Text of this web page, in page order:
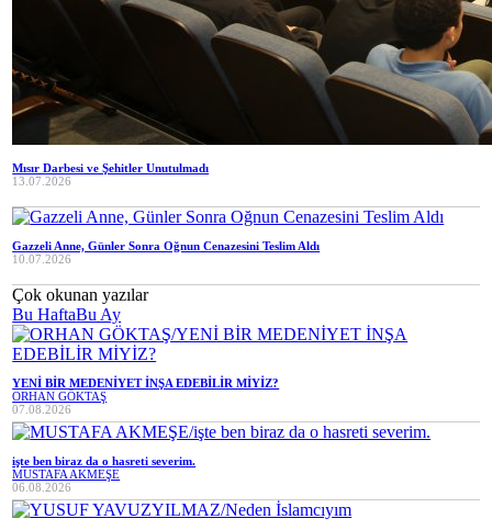
Mısır Darbesi ve Şehitler Unutulmadı
13.07.2026
Gazzeli Anne, Günler Sonra Oğnun Cenazesini Teslim Aldı
10.07.2026
Çok okunan yazılar
Bu HaftaBu Ay
YENİ BİR MEDENİYET İNŞA EDEBİLİR MİYİZ?
ORHAN GÖKTAŞ
07.08.2026
işte ben biraz da o hasreti severim.
MUSTAFA AKMEŞE
06.08.2026